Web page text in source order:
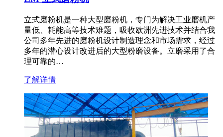
立式磨粉机是一种大型磨粉机，专门为解决工业磨机产
量低、耗能高等技术难题，吸收欧洲先进技术并结合我
公司多年先进的磨粉机设计制造理念和市场需求，经过
多年的潜心设计改进后的大型粉磨设备。立磨采用了合
理可靠的…
了解详情